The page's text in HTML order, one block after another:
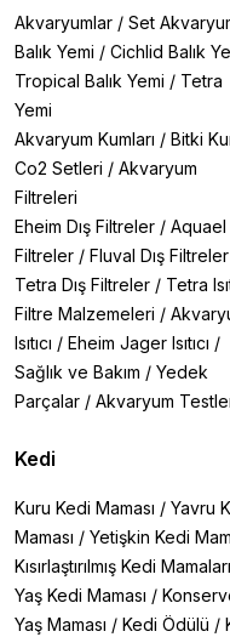
Akvaryumlar / Set
Balık Yemi / Cichlid Balık
Tropical Balık Yemi / Tetra
Yemi
Akvaryum Kumları / Bitki
Co2 Setleri / Akvaryum
Filtreleri
Eheim Dış Filtreler / Aquael
Filtreler / Fluval Dış Filtreler
Tetra Dış Filtreler / Tetra
Filtre Malzemeleri /
Isıtıcı / Eheim Jager Isıtıcı /
Sağlık ve Bakım / Yedek
Parçalar / Akvaryum
Kedi
Kuru Kedi Maması / Yavru
Maması / Yetişkin Kedi
Kısırlaştırılmış Kedi Mamaları
Yaş Kedi Maması /
Yaş Maması / Kedi Ödülü /